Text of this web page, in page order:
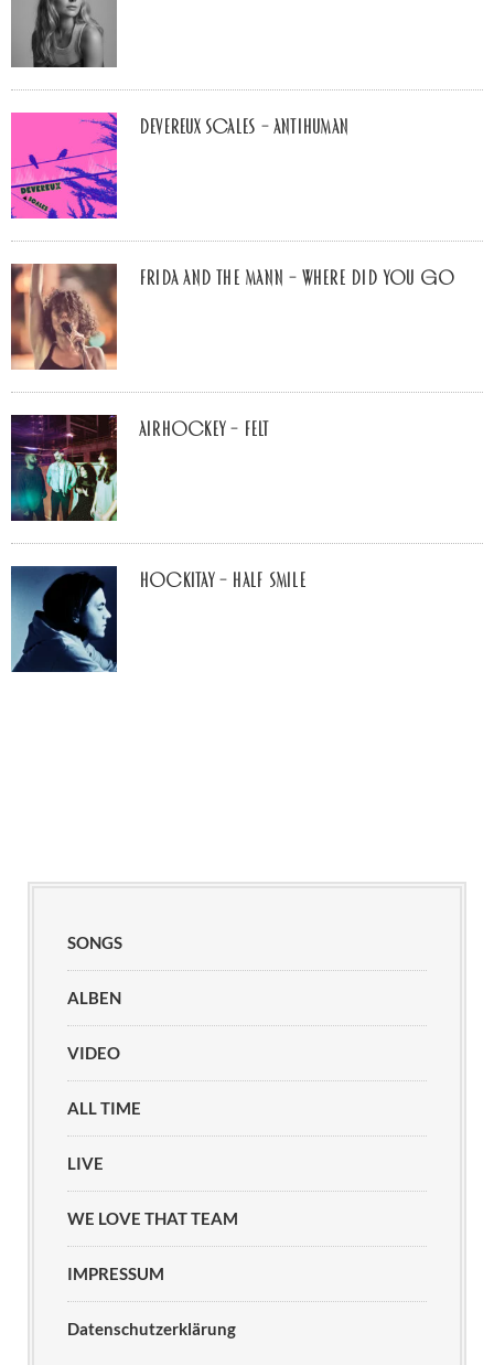
Devereux Scales – Antihuman
Frida and The Mann – Where Did You Go
airhockey – felt
Hockitay – half smile
SONGS
ALBEN
VIDEO
ALL TIME
LIVE
WE LOVE THAT TEAM
IMPRESSUM
Datenschutzerklärung